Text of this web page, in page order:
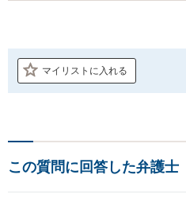
マイリストに入れる
この質問に回答した弁護士